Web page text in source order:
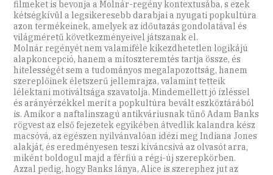
filmeket is bevonja a Molnár-regény kontextusába, s ezek
kétségkívül a legsikeresebb darabjai a nyugati popkultúra
azon termékeinek, amelyek az időutazás gondolatával és
világméretű következményeivel játszanak el.
Molnár regényét nem valamiféle kikezdhetetlen logikájú
alapkoncepció, hanem a mítoszteremtés tartja össze, és
hitelességét sem a tudományos megalapozottság, hanem
szereplőinek életszerű jellemrajza, valamint tetteik
lélektani motiváltsága szavatolja. Mindemellett jó ízléssel
és arányérzékkel merít a popkultúra bevált eszköztárából
is. Amikor a naftalinszagú antikváriusnak tűnő Adam Banks
rögvest az első fejezetek egyikében átvedlik kalandra kész
macsóvá, az egészen nyilvánvalóan idézi meg Indiana Jones
alakját, és eredményesen teszi kíváncsivá az olvasót arra,
miként boldogul majd a férfiú a régi-új szerepkörben.
Azzal pedig, hogy Banks lánya, Alice is szerephez jut az